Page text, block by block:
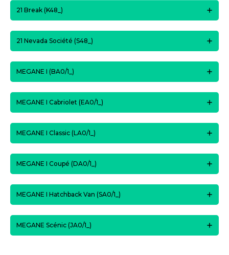
21 Break (K48_)
21 Nevada Société (S48_)
MEGANE I (BA0/1_)
MEGANE I Cabriolet (EA0/1_)
MEGANE I Classic (LA0/1_)
MEGANE I Coupé (DA0/1_)
MEGANE I Hatchback Van (SA0/1_)
MEGANE Scénic (JA0/1_)